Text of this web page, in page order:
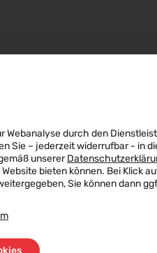
Webanalyse durch den
Sie – jederzeit widerrufbar - in
unserer
bieten können. Bei Klick
Sie können dann